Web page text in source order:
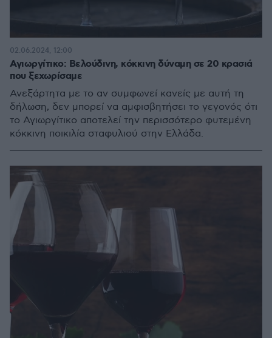
Αγιωργίτικο: Βελούδινη, κόκκινη δύναμη σε 20 κρασιά
που ξεχωρίσαμε
Ανεξάρτητα με το αν συμφωνεί κανείς με αυτή τη
δήλωση, δεν μπορεί να αμφισβητήσει το γεγονός ότι
το Αγιωργίτικο αποτελεί την περισσότερο φυτεμένη
κόκκινη ποικιλία σταφυλιού στην Ελλάδα.
02.06.2024, 12:00